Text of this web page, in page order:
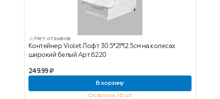
Нет отзывов
Контейнер Violet Лофт 30.5*21*12.5см на колесах
широкий белый Арт.6220
249.99 ₽
В корзину
Осталось 16 шт